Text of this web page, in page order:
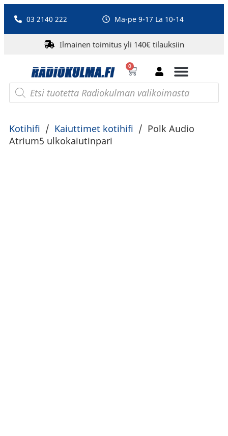
03 2140 222 Ma-pe 9-17 La 10-14
Ilmainen toimitus yli 140€ tilauksiin
0
Kotihifi / Kaiuttimet kotihifi / Polk Audio
Atrium5 ulkokaiutinpari